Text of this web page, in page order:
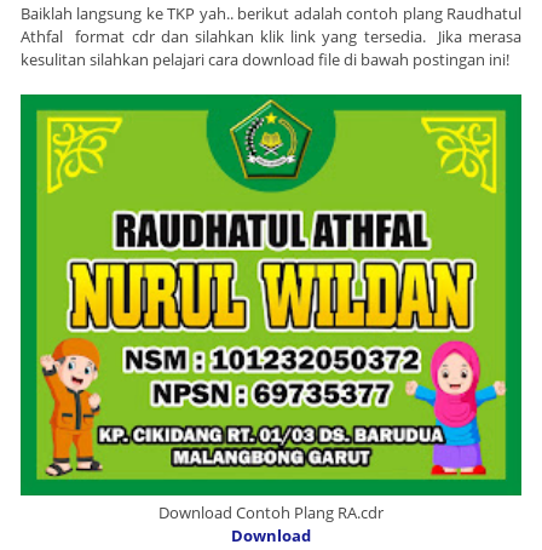
Baiklah langsung ke TKP yah.. berikut adalah contoh plang Raudhatul
Athfal format cdr dan silahkan klik link yang tersedia. Jika merasa
kesulitan silahkan pelajari cara download file di bawah postingan ini!
Download Contoh Plang RA.cdr
Download